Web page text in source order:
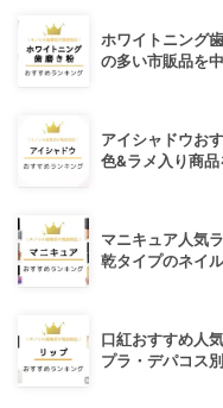
ホワイトニング
の多い市販品を
アイシャドウお
色&ラメ入り商品
マニキュア人気
乾タイプのネイ
口紅おすすめ人
プラ・デパコス